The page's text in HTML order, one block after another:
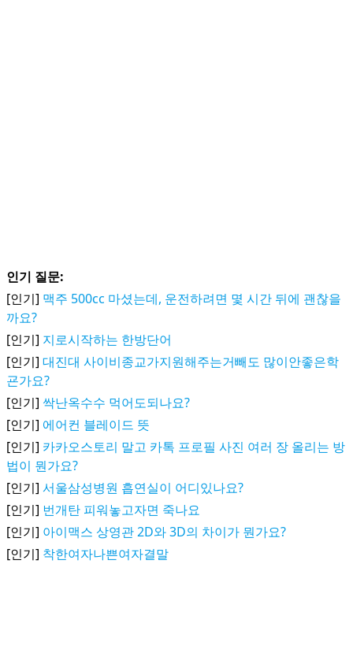
인기 질문:
[인기] 맥주 500cc 마셨는데, 운전하려면 몇 시간 뒤에 괜찮을
까요?
[인기] 지로시작하는 한방단어
[인기] 대진대 사이비종교가지원해주는거빼도 많이안좋은학
굔가요?
[인기] 싹난옥수수 먹어도되나요?
[인기] 에어컨 블레이드 뜻
[인기] 카카오스토리 말고 카톡 프로필 사진 여러 장 올리는 방
법이 뭔가요?
[인기] 서울삼성병원 흡연실이 어디있나요?
[인기] 번개탄 피워놓고자면 죽나요
[인기] 아이맥스 상영관 2D와 3D의 차이가 뭔가요?
[인기] 착한여자나쁜여자결말